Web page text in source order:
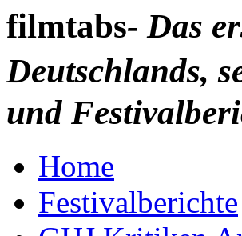
filmtabs- Das
Deutschlands,
und
Home
Festivalberichte